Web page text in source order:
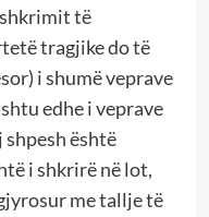
të
tragjike do të
i shumë veprave
edhe i veprave
është
i shkrirë në lot,
me tallje të